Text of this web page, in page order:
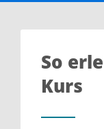
So
Kurs​